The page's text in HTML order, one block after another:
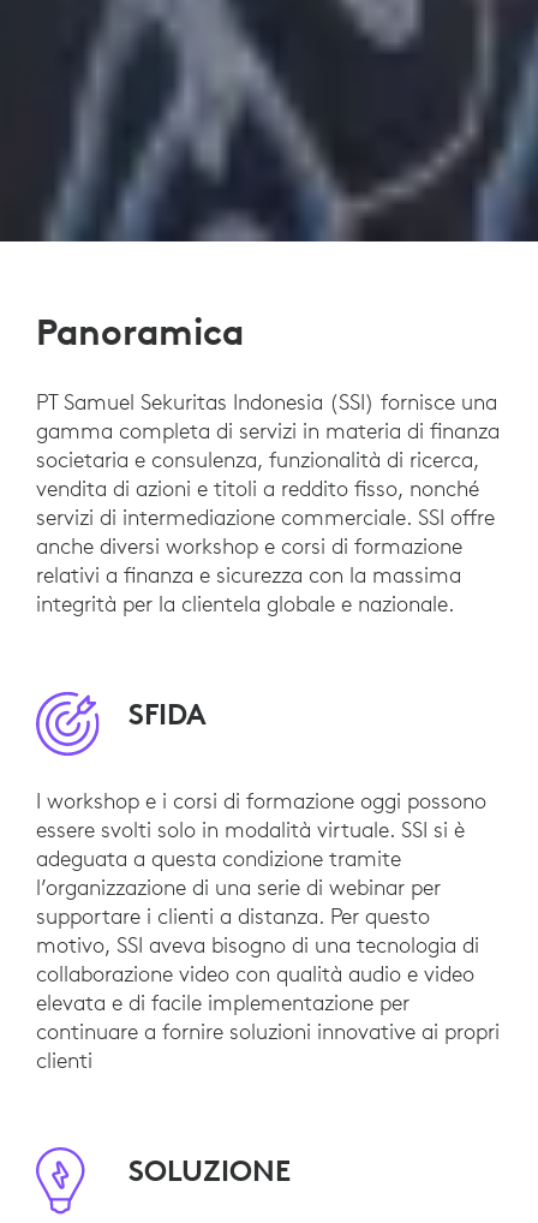
Panoramica
PT Samuel Sekuritas Indonesia (SSI) fornisce una
gamma completa di servizi in materia di finanza
societaria e consulenza, funzionalità di ricerca,
vendita di azioni e titoli a reddito fisso, nonché
servizi di intermediazione commerciale. SSI offre
anche diversi workshop e corsi di formazione
relativi a finanza e sicurezza con la massima
integrità per la clientela globale e nazionale.
SFIDA
I workshop e i corsi di formazione oggi possono
essere svolti solo in modalità virtuale. SSI si è
adeguata a questa condizione tramite
l’organizzazione di una serie di webinar per
supportare i clienti a distanza. Per questo
motivo, SSI aveva bisogno di una tecnologia di
collaborazione video con qualità audio e video
elevata e di facile implementazione per
continuare a fornire soluzioni innovative ai propri
clienti
SOLUZIONE